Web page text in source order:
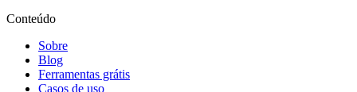
Conteúdo
Sobre
Blog
Ferramentas grátis
Casos de uso